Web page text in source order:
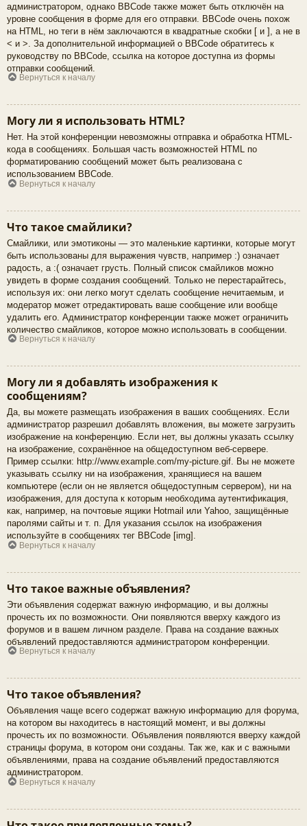
администратором, однако BBCode также может быть отключён на
уровне сообщения в форме для его отправки. BBCode очень похож
на HTML, но теги в нём заключаются в квадратные скобки [ и ], а не в
< и >. За дополнительной информацией о BBCode обратитесь к
руководству по BBCode, ссылка на которое доступна из формы
отправки сообщений.
Вернуться к началу
Могу ли я использовать HTML?
Нет. На этой конференции невозможны отправка и обработка HTML-
кода в сообщениях. Большая часть возможностей HTML по
форматированию сообщений может быть реализована с
использованием BBCode.
Вернуться к началу
Что такое смайлики?
Смайлики, или эмотиконы — это маленькие картинки, которые могут
быть использованы для выражения чувств, например :) означает
радость, а :( означает грусть. Полный список смайликов можно
увидеть в форме создания сообщений. Только не перестарайтесь,
используя их: они легко могут сделать сообщение нечитаемым, и
модератор может отредактировать ваше сообщение или вообще
удалить его. Администратор конференции также может ограничить
количество смайликов, которое можно использовать в сообщении.
Вернуться к началу
Могу ли я добавлять изображения к
сообщениям?
Да, вы можете размещать изображения в ваших сообщениях. Если
администратор разрешил добавлять вложения, вы можете загрузить
изображение на конференцию. Если нет, вы должны указать ссылку
на изображение, сохранённое на общедоступном веб-сервере.
Пример ссылки: http://www.example.com/my-picture.gif. Вы не можете
указывать ссылку ни на изображения, хранящиеся на вашем
компьютере (если он не является общедоступным сервером), ни на
изображения, для доступа к которым необходима аутентификация,
как, например, на почтовые ящики Hotmail или Yahoo, защищённые
паролями сайты и т. п. Для указания ссылок на изображения
используйте в сообщениях тег BBCode [img].
Вернуться к началу
Что такое важные объявления?
Эти объявления содержат важную информацию, и вы должны
прочесть их по возможности. Они появляются вверху каждого из
форумов и в вашем личном разделе. Права на создание важных
объявлений предоставляются администратором конференции.
Вернуться к началу
Что такое объявления?
Объявления чаще всего содержат важную информацию для форума,
на котором вы находитесь в настоящий момент, и вы должны
прочесть их по возможности. Объявления появляются вверху каждой
страницы форума, в котором они созданы. Так же, как и с важными
объявлениями, права на создание объявлений предоставляются
администратором.
Вернуться к началу